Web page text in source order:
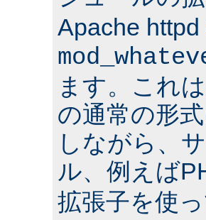
Apache
ます。これ
の通常の形
しながら、
ル、例えば
拡張子を使